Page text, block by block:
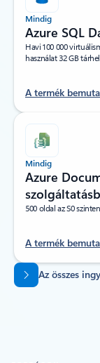
Mindig
Azure SQL
Havi 100 000
használat 32 GB
A termék
Mindig
Azure
500 oldal az S0 szinten
A termék
Vissza a lapokra
Az összes